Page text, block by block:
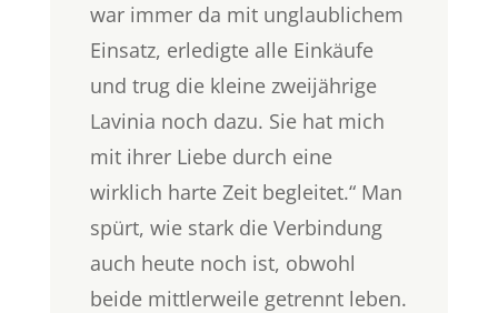
war immer da mit unglaublichem
Einsatz, erledigte alle Einkäufe
und trug die kleine zweijährige
Lavinia noch dazu. Sie hat mich
mit ihrer Liebe durch eine
wirklich harte Zeit begleitet.“ Man
spürt, wie stark die Verbindung
auch heute noch ist, obwohl
beide mittlerweile getrennt leben.